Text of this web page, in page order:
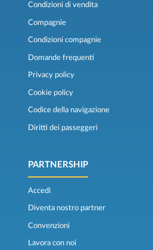
Condizioni di vendita
Compagnie
Condizioni compagnie
Domande frequenti
Privacy policy
Cookie policy
Codice della navigazione
Diritti dei passeggeri
PARTNERSHIP
Accedi
Diventa nostro partner
Convenzioni
Lavora con noi